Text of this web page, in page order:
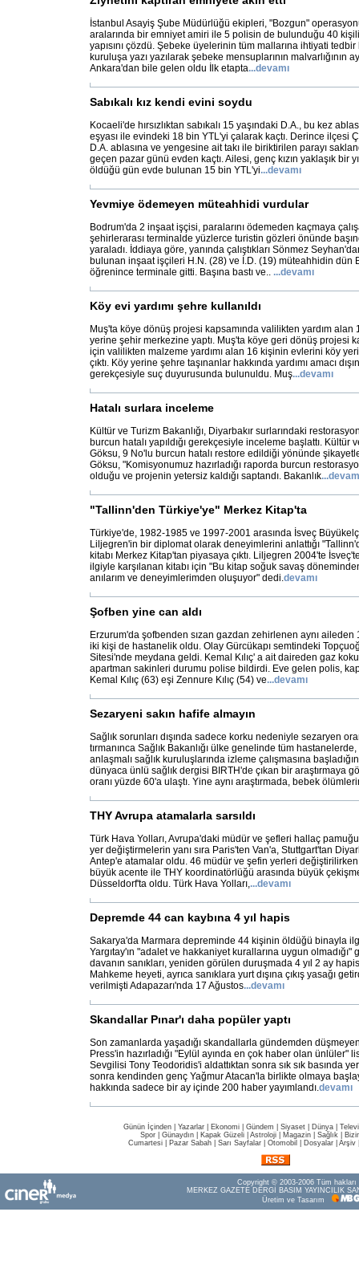
İstanbul Asayiş Şube Müdürlüğü ekipleri, "Bozgun"
aralarında bir emniyet amiri ile 5 polisin de bulunduğu 40
yapısını çözdü. Şebeke üyelerinin tüm mallarına ihtiyati
kuruluşa yazı yazılarak şebeke mensuplarının malvarlığının
Ankara'dan bile gelen oldu İlk etapta...devamı
Sabıkalı kız kendi evini soydu
Kocaeli'de hırsızlıktan sabıkalı 15 yaşındaki D.A., bu kez
eşyası ile evindeki 18 bin YTL'yi çalarak kaçtı. Derince ilçesi
D.A. ablasına ve yengesine ait takı ile biriktirilen parayı
geçen pazar günü evden kaçtı. Ailesi, genç kızın yaklaşık bir
öldüğü gün evde bulunan 15 bin YTL'yi...devamı
Yevmiye ödemeyen müteahhidi vurdular
Bodrum'da 2 inşaat işçisi, paralarını ödemeden kaçmaya
şehirlerarası terminalde yüzlerce turistin gözleri önünde
yaraladı. İddiaya göre, yanında çalıştıkları Sönmez
bulunan inşaat işçileri H.N. (28) ve İ.D. (19) müteahhidin dün
öğrenince terminale gitti. Başına bastı ve.. ...devamı
Köy evi yardımı şehre kullanıldı
Muş'ta köye dönüş projesi kapsamında valilikten yardım alan
yerine şehir merkezine yaptı. Muş'ta köye geri dönüş projesi
için valilikten malzeme yardımı alan 16 kişinin evlerini köy
çıktı. Köy yerine şehre taşınanlar hakkında yardımı amacı
gerekçesiyle suç duyurusunda bulunuldu. Muş...devamı
Hatalı surlara inceleme
Kültür ve Turizm Bakanlığı, Diyarbakır surlarındaki
burcun hatalı yapıldığı gerekçesiyle inceleme başlattı. Kültür
Göksu, 9 No'lu burcun hatalı restore edildiği yönünde
Göksu, "Komisyonumuz hazırladığı raporda burcun
olduğu ve projenin yetersiz kaldığı saptandı. Bakanlık...
"Tallinn'den Türkiye'ye" Merkez Kitap'ta
Türkiye'de, 1982-1985 ve 1997-2001 arasında İsveç
Liljegren'in bir diplomat olarak deneyimlerini anlattığı
kitabı Merkez Kitap'tan piyasaya çıktı. Liljegren 2004'te
ilgiyle karşılanan kitabı için "Bu kitap soğuk savaş
anılarım ve deneyimlerimden oluşuyor" dedi.devamı
Şofben yine can aldı
Erzurum'da şofbenden sızan gazdan zehirlenen aynı aileden
iki kişi de hastanelik oldu. Olay Gürcükapı semtindeki
Sitesi'nde meydana geldi. Kemal Kılıç' a ait daireden gaz
apartman sakinleri durumu polise bildirdi. Eve gelen polis,
Kemal Kılıç (63) eşi Zennure Kılıç (54) ve...devamı
Sezaryeni sakın hafife almayın
Sağlık sorunları dışında sadece korku nedeniyle sezaryen
tırmanınca Sağlık Bakanlığı ülke genelinde tüm
anlaşmalı sağlık kuruluşlarında izleme çalışmasına
dünyaca ünlü sağlık dergisi BIRTH'de çıkan bir araştırmaya
oranı yüzde 60'a ulaştı. Yine aynı araştırmada, bebek
THY Avrupa atamalarla sarsıldı
Türk Hava Yolları, Avrupa'daki müdür ve şefleri hallaç
yer değiştirmelerin yanı sıra Paris'ten Van'a, Stuttgart'tan
Antep'e atamalar oldu. 46 müdür ve şefin yerleri
büyük acente ile THY koordinatörlüğü arasında büyük
Düsseldorf'ta oldu. Türk Hava Yolları,...devamı
Depremde 44 can kaybına 4 yıl hapis
Sakarya'da Marmara depreminde 44 kişinin öldüğü binayla
Yargıtay'ın "adalet ve hakkaniyet kurallarına uygun
davanın sanıkları, yeniden görülen duruşmada 4 yıl 2 ay hapis
Mahkeme heyeti, ayrıca sanıklara yurt dışına çıkış yasağı
verilmişti Adapazarı'nda 17 Ağustos...devamı
Skandallar Pınar'ı daha popüler yaptı
Son zamanlarda yaşadığı skandallarla gündemden
Press'in hazırladığı "Eylül ayında en çok haber olan ünlüler"
Sevgilisi Tony Teodoridis'i aldattıktan sonra sık sık basında
sonra kendinden genç Yağmur Atacan'la birlikte olmaya
hakkında sadece bir ay içinde 200 haber yayımlandı.devamı
Günün İçinden Yazarlar Ekonomi Gündem Siyaset Dünya |
Spor
Günaydın Kapak Güzeli Astroloji Magazin Sağlık
Cumartesi
Pazar Sabah Sarı Sayfalar Otomobil Dosyalar Arşiv
Copyright © 2003-2006 Tüm hakları
MERKEZ GAZETE DERGİ BASIM YAYINCILIK
Üretim ve Tasarım